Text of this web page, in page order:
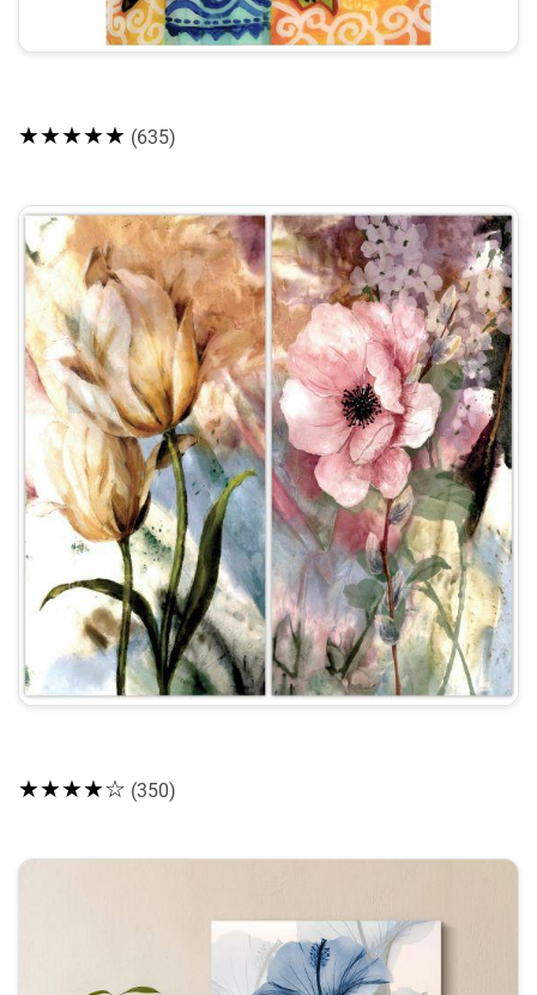
★★★★★ (635)
★★★★☆ (350)